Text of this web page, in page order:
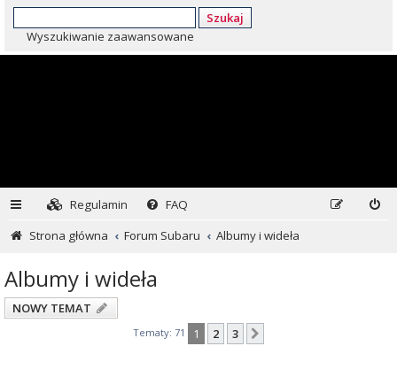
Szukaj
Wyszukiwanie zaawansowane
Regulamin
FAQ
Strona główna
Forum Subaru Albumy i wideła
Albumy i wideła
NOWY TEMAT
Tematy: 71 1 2 3